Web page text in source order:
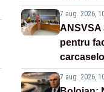
7 aug. 2026,
ANSVSA
pentru
7 aug. 2026,